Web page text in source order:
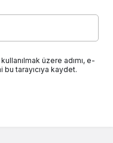
üzere adımı, e-
tarayıcıya kaydet.